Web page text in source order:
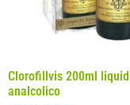
Clorofillvis 200ml
analcolico